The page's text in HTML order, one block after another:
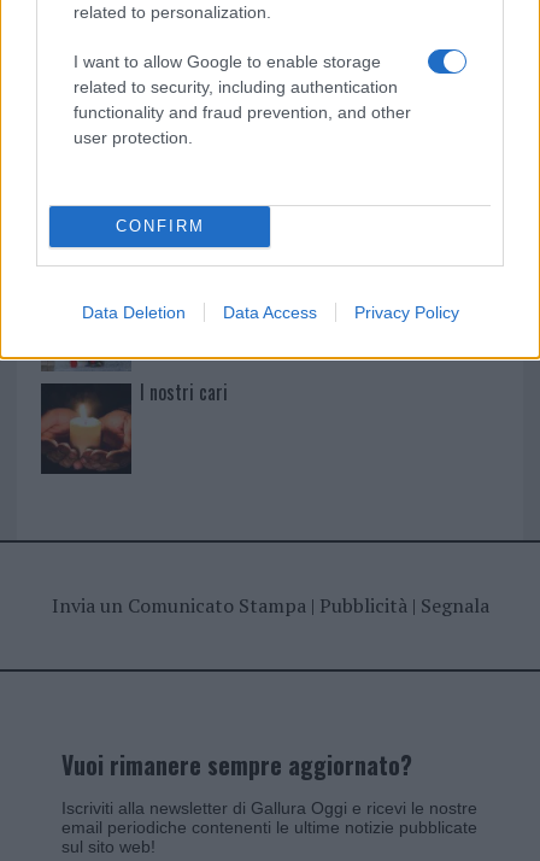
related to personalization.
I want to allow Google to enable storage
related to security, including authentication
functionality and fraud prevention, and other
user protection.
CONFIRM
Data Deletion Data Access Privacy Policy
Maria Cucciari
I nostri cari
Invia un Comunicato Stampa| Pubblicità| Segnala
Vuoi rimanere sempre aggiornato?
Iscriviti alla newsletter di Gallura Oggi e ricevi le nostre
email periodiche contenenti le ultime notizie pubblicate
sul sito web!